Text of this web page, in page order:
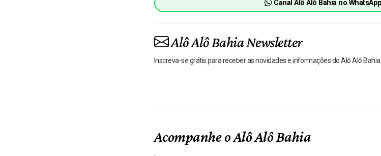
Canal Alô Alô Bahia no
Alô Alô Bahia Newsletter
Inscreva-se grátis para receber as novidades e informações do Alô Alô Bahia
Acompanhe o Alô Alô Bahia